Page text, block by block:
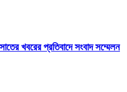
খবরের প্রতিবাদে সংবাদ সম্মেলন